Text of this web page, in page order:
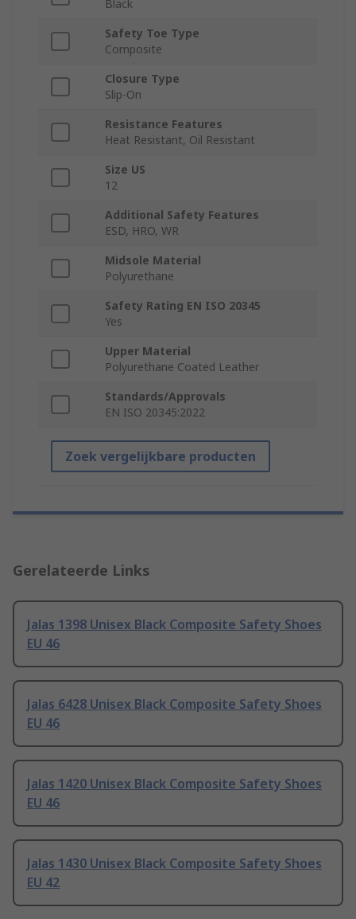
Black
Safety Toe Type
Composite
Closure Type
Slip-On
Resistance Features
Heat Resistant, Oil Resistant
Size US
12
Additional Safety Features
ESD, HRO, WR
Midsole Material
Polyurethane
Safety Rating EN ISO 20345
Yes
Upper Material
Polyurethane Coated Leather
Standards/Approvals
EN ISO 20345:2022
Zoek vergelijkbare producten
Gerelateerde Links
Jalas 1398 Unisex Black Composite Safety Shoes
EU 46
Jalas 6428 Unisex Black Composite Safety Shoes
EU 46
Jalas 1420 Unisex Black Composite Safety Shoes
EU 46
Jalas 1430 Unisex Black Composite Safety Shoes
EU 42